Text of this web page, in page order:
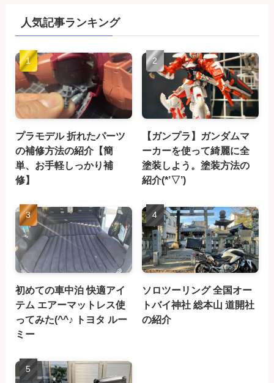
人気記事ランキング
プラモデル 折れたパーツ
の補修方法の紹介【簡
単、お手軽しっかり補
修】
【ガンプラ】ガンダムマ
ーカーを使って綺麗に全
塗装しよう。塗装方法の
紹介(*’▽’)
初めての車中泊 快適アイ
テム エアーマットレス使
ってみた(^^♪ トヨタ ルー
ミー
ソロツーリング 全国オー
トバイ神社 総本山 道開社
の紹介